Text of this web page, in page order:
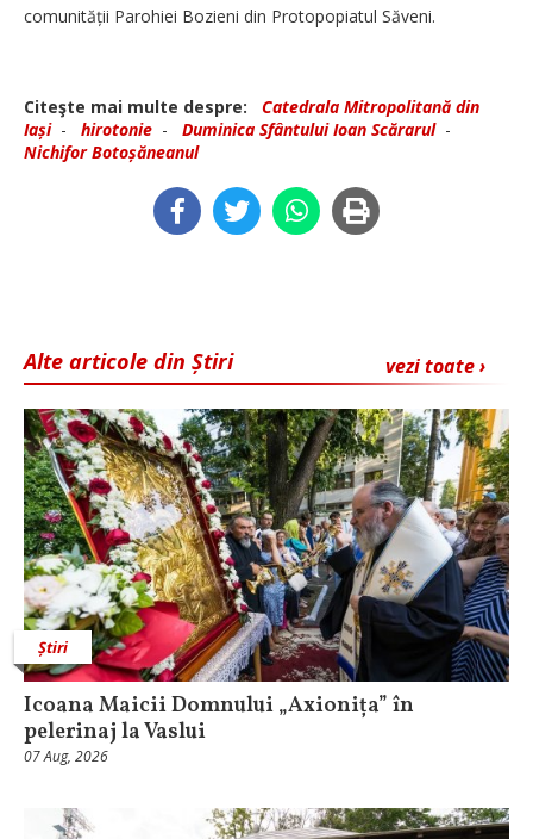
comunității Parohiei Bozieni din Protopopiatul Săveni.
Citeşte mai multe despre:
Catedrala Mitropolitană din
Iași- hirotonie - Duminica Sfântului Ioan Scărarul-
Nichifor Botoșăneanul
vezi toate ›
Alte articole din Știri
Știri
Icoana Maicii Domnului „Axionița” în
pelerinaj la Vaslui
07 Aug, 2026